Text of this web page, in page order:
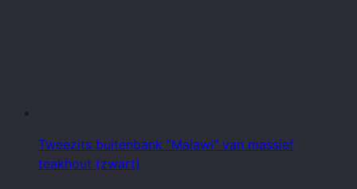
Tweezits buitenbank "Malawi" van massief
teakhout (zwart)